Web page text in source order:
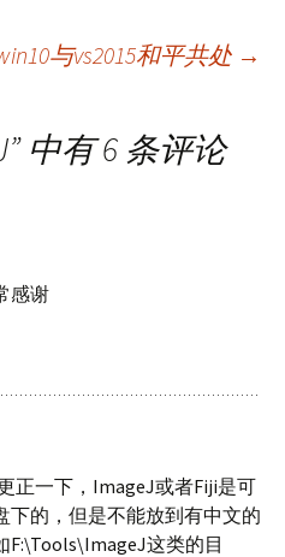
与vs2015和平共处 →
” 中有 6 条评论
感谢
正一下，ImageJ或者Fiji是可
下的，但是不能放到有中文的
F:\Tools\ImageJ这类的目